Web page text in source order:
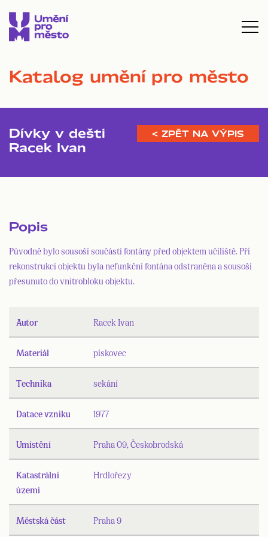
Katalog umění pro město
Dívky v dešti
Racek Ivan
< ZPĚT NA VÝPIS
Popis
Původně bylo sousoší součástí fontány před objektem učiliště. Při
rekonstrukci objektu byla nefunkční fontána odstraněna a sousoší
přesunuto do vnitrobloku objektu.
Autor Racek Ivan
Materiál pískovec
Technika sekání
Datace vzniku 1977
Umístění Praha 09, Českobrodská
Katastrální
území
Hrdlořezy
Městská část Praha 9